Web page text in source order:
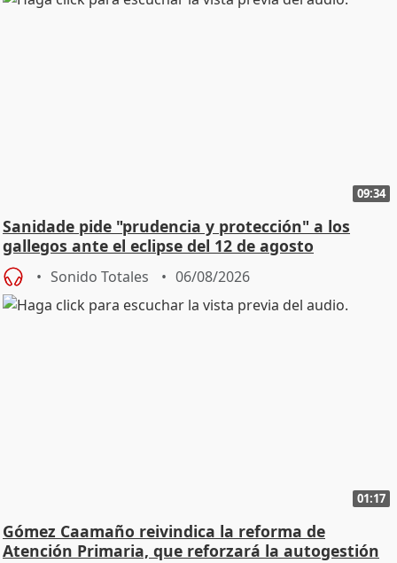
09:34
Sanidade pide "prudencia y protección" a los
gallegos ante el eclipse del 12 de agosto
Sonido Totales 06/08/2026
01:17
Gómez Caamaño reivindica la reforma de
Atención Primaria, que reforzará la autogestión